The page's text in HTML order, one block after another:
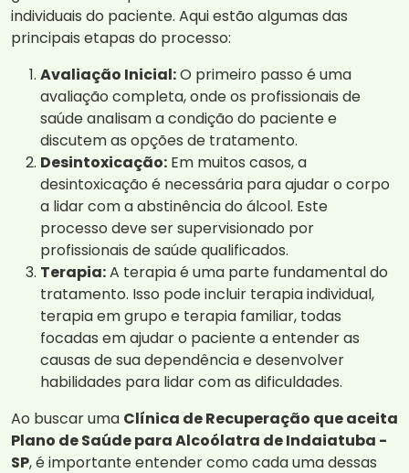
individuais do paciente. Aqui estão algumas das
principais etapas do processo:
Avaliação Inicial:O primeiro passo é uma
avaliação completa, onde os profissionais de
saúde analisam a condição do paciente e
discutem as opções de tratamento.
Desintoxicação: Em muitos casos, a
desintoxicação é necessária para ajudar o corpo
a lidar com a abstinência do álcool. Este
processo deve ser supervisionado por
profissionais de saúde qualificados.
Terapia:A terapia é uma parte fundamental do
tratamento. Isso pode incluir terapia individual,
terapia em grupo e terapia familiar, todas
focadas em ajudar o paciente a entender as
causas de sua dependência e desenvolver
habilidades para lidar com as dificuldades.
Ao buscar uma Clínica de Recuperação que aceita
Plano de Saúde para Alcoólatra de Indaiatuba -
SP, é importante entender como cada uma dessas